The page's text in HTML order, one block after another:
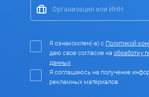
Я ознакомлен(-а) с Политикой
даю свое согласие на обработку
данных
Я соглашаюсь на получение
рекламных материалов